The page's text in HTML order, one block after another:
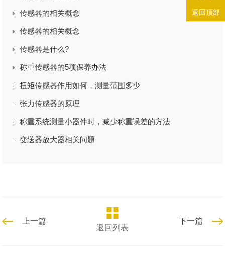
传感器的相关概念
传感器的相关概念
传感器是什么?
称重传感器的5项保养办法
扭矩传感器作用如何，测量范围多少
张力传感器的原理
称重系统测量小器件时，减少称重误差的方法
变送器放大器相关问题
上一篇
返回列表
下一篇
返回顶部